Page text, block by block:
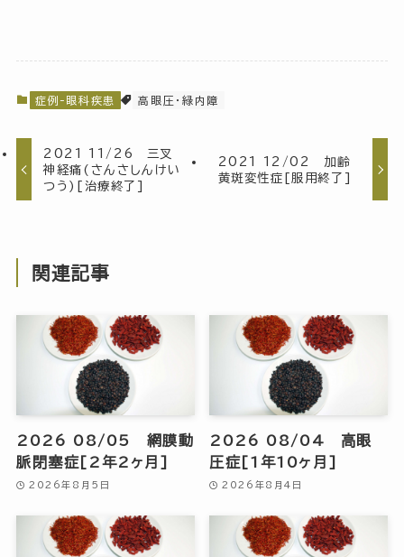
症例-眼科疾患 高眼圧・緑内障
2021 11/26 三叉
神経痛(さんさしんけい
つう)[治療終了]
2021 12/02 加齢
黄斑変性症[服用終了]
関連記事
2026 08/05 網膜動
脈閉塞症[2年2ヶ月]
2026年8月5日
2026 08/04 高眼
圧症[1年10ヶ月]
2026年8月4日